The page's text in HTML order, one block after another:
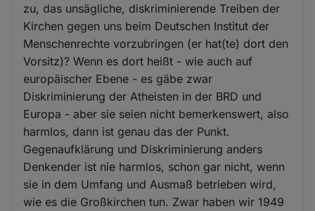
zu, das unsägliche, diskriminierende Treiben der
Kirchen gegen uns beim Deutschen Institut der
Menschenrechte vorzubringen (er hat(te) dort den
Vorsitz)? Wenn es dort heißt - wie auch auf
europäischer Ebene - es gäbe zwar
Diskriminierung der Atheisten in der BRD und
Europa - aber sie seien nicht bemerkenswert, also
harmlos, dann ist genau das der Punkt.
Gegenaufklärung und Diskriminierung anders
Denkender ist nie harmlos, schon gar nicht, wenn
sie in dem Umfang und Ausmaß betrieben wird,
wie es die Großkirchen tun. Zwar haben wir 1949